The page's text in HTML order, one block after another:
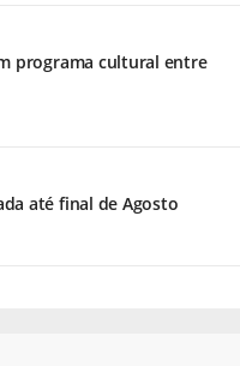
programa cultural entre
até final de Agosto